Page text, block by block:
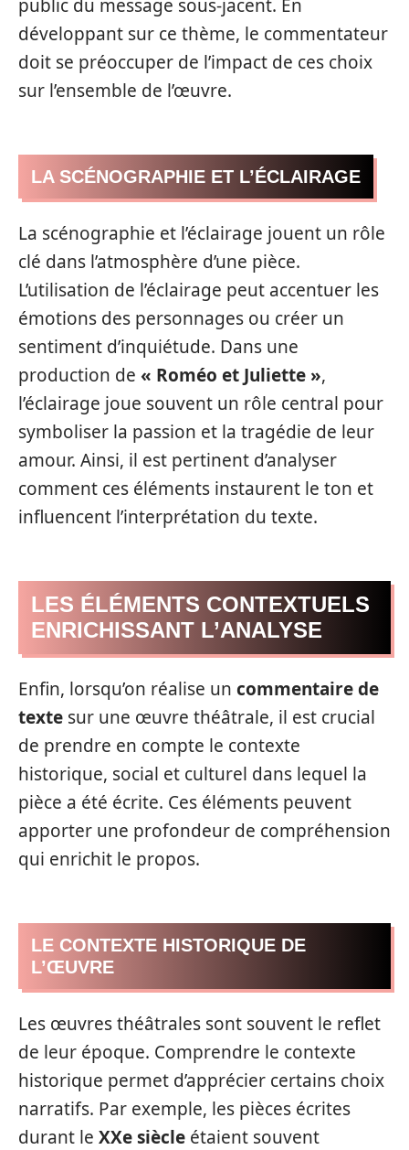
public du message sous-jacent. En
développant sur ce thème, le commentateur
doit se préoccuper de l’impact de ces choix
sur l’ensemble de l’œuvre.
LA SCÉNOGRAPHIE ET L’ÉCLAIRAGE
La scénographie et l’éclairage jouent un rôle
clé dans l’atmosphère d’une pièce.
L’utilisation de l’éclairage peut accentuer les
émotions des personnages ou créer un
sentiment d’inquiétude. Dans une
production de « Roméo et Juliette »,
l’éclairage joue souvent un rôle central pour
symboliser la passion et la tragédie de leur
amour. Ainsi, il est pertinent d’analyser
comment ces éléments instaurent le ton et
influencent l’interprétation du texte.
LES ÉLÉMENTS CONTEXTUELS
ENRICHISSANT L’ANALYSE
Enfin, lorsqu’on réalise un commentaire de
texte sur une œuvre théâtrale, il est crucial
de prendre en compte le contexte
historique, social et culturel dans lequel la
pièce a été écrite. Ces éléments peuvent
apporter une profondeur de compréhension
qui enrichit le propos.
LE CONTEXTE HISTORIQUE DE
L’ŒUVRE
Les œuvres théâtrales sont souvent le reflet
de leur époque. Comprendre le contexte
historique permet d’apprécier certains choix
narratifs. Par exemple, les pièces écrites
durant le XXe siècle étaient souvent